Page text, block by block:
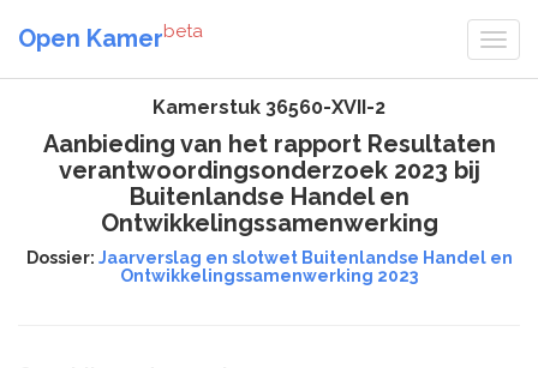
Open Kamerbeta
Kamerstuk 36560-XVII-2
Aanbieding van het rapport Resultaten
verantwoordingsonderzoek 2023 bij
Buitenlandse Handel en
Ontwikkelingssamenwerking
Dossier: Jaarverslag en slotwet Buitenlandse Handel en
Ontwikkelingssamenwerking 2023